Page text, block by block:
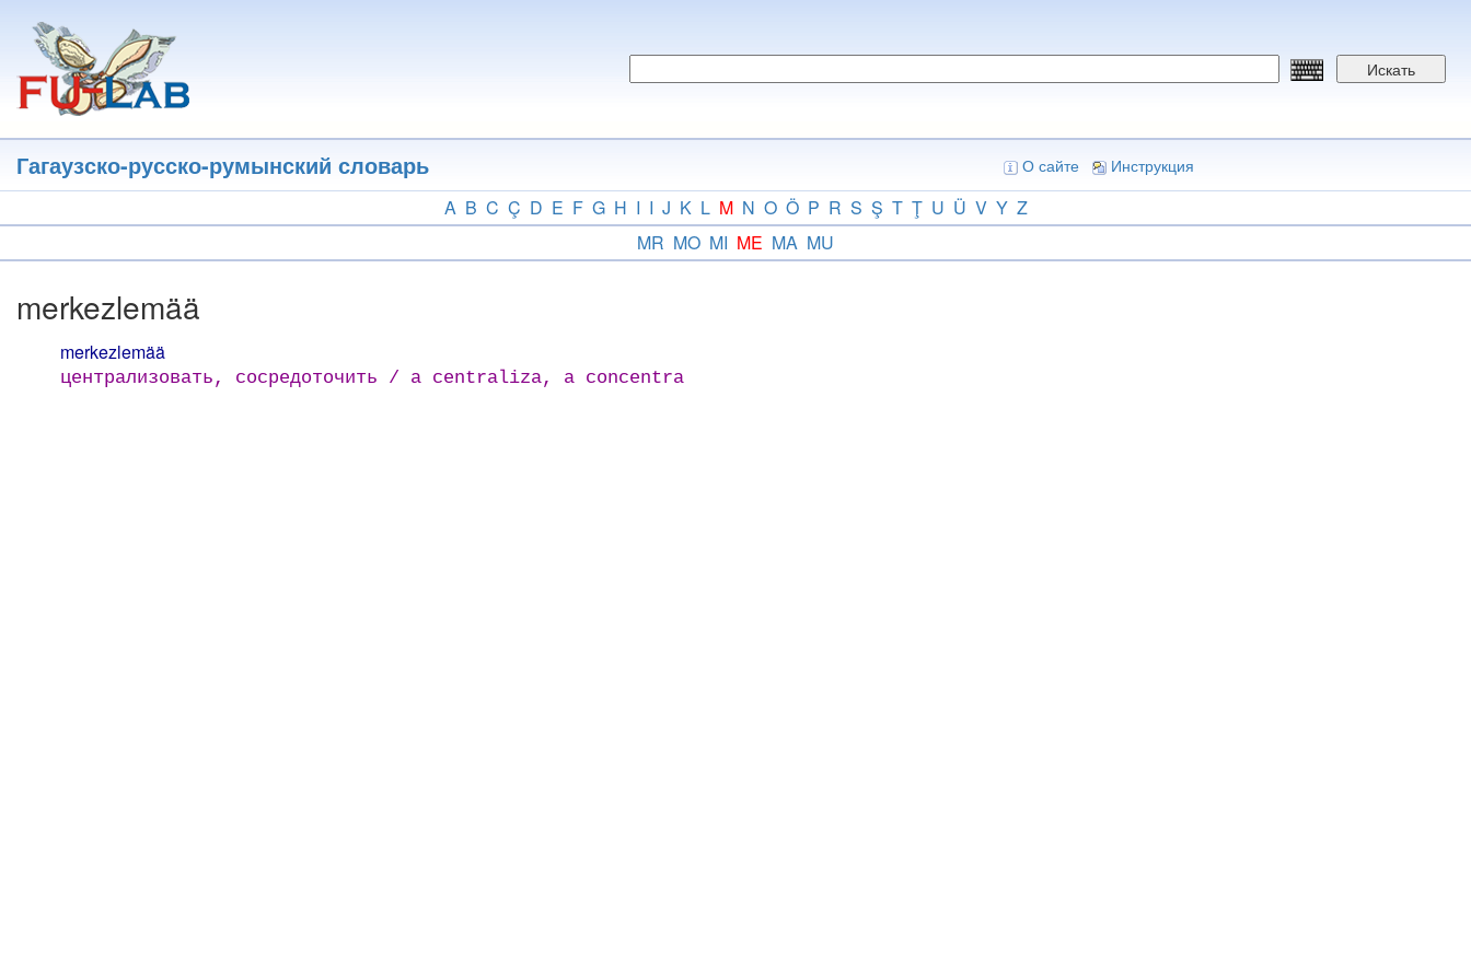
основному
содержанию
Искать
Гагаузско-русско-румынский словарь О сайте Инструкция
A B C Ç D E F G H I I J K L M N O Ö P R S Ş T Ţ U Ü V Y Z
MR MO MI ME MA MU
merkezlemää
merkezlemää
централизовать, сосредоточить / a centraliza, a concentra